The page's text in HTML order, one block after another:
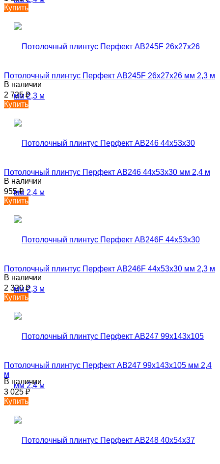
Купить
Потолочный плинтус Перфект AB245F 26х27х26 мм 2,3 м
В наличии
2 725₽
Купить
Потолочный плинтус Перфект AB246 44х53х30 мм 2,4 м
В наличии
955₽
Купить
Потолочный плинтус Перфект AB246F 44х53х30 мм 2,3 м
В наличии
2 320₽
Купить
Потолочный плинтус Перфект AB247 99х143х105 мм 2,4
м
В наличии
3 025₽
Купить